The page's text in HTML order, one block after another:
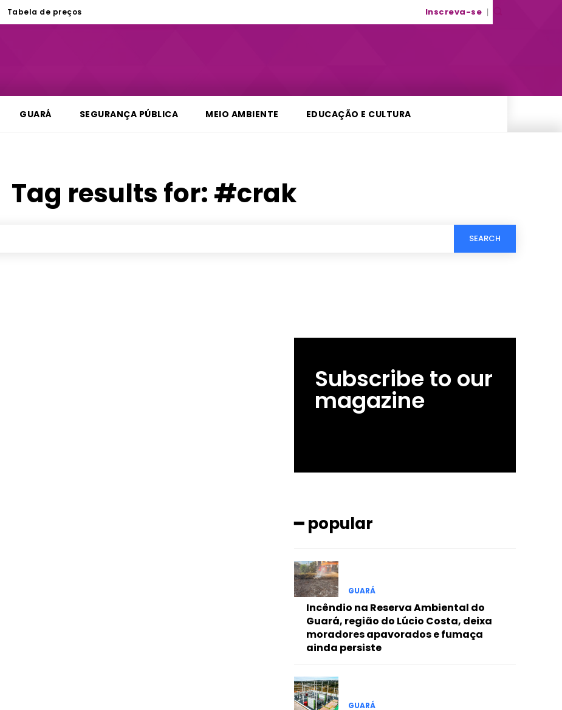
Tabela de preços Inscreva-se
GUARÁ SEGURANÇA PÚBLICA MEIO AMBIENTE EDUCAÇÃO E CULTURA
Tag results for: #crak
SEARCH
Subscribe to our
magazine
━ popular
GUARÁ
Incêndio na Reserva Ambiental do
Guará, região do Lúcio Costa, deixa
moradores apavorados e fumaça
ainda persiste
GUARÁ